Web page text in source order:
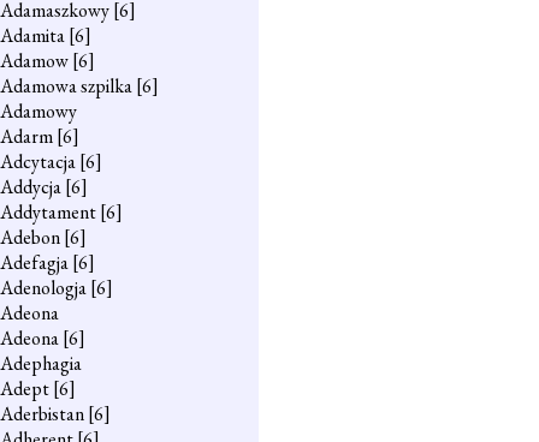
Adamaszkowy[6]
Adamita[6]
Adamow[6]
Adamowa szpilka[6]
Adamowy
Adarm[6]
Adcytacja[6]
Addycja[6]
Addytament[6]
Adebon[6]
Adefagja[6]
Adenologja[6]
Adeona
Adeona[6]
Adephagia
Adept[6]
Aderbistan[6]